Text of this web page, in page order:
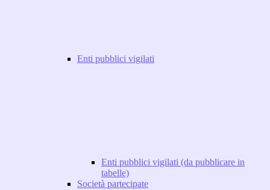
Enti pubblici vigilati
Enti pubblici vigilati (da pubblicare in
tabelle)
Società partecipate